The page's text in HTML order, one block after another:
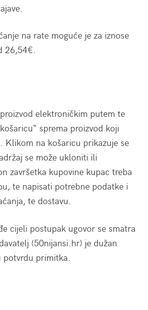
na rate moguće je za iznose
26,54€.
elektroničkim putem te
sprema proizvod koji
Klikom na košaricu prikazuje se
se može ukloniti ili
završetka kupovine kupac treba
te napisati potrebne podatke i
te dostavu.
cijeli postupak ugovor se smatra
(50nijansi.hr) je dužan
primitka.